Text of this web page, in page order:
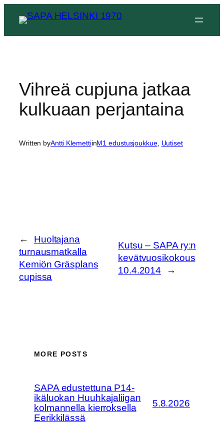
sisältöön
Vihreä cupjuna jatkaa
kulkuaan perjantaina
Written byAntti KlemettiinM1 edustusjoukkue, Uutiset
←
Huoltajana
turnausmatkalla
Kemiön Gräsplans
cupissa
Kutsu – SAPA ry:n
kevätvuosikokous
10.4.2014
→
MORE POSTS
SAPA edustettuna P14-
ikäluokan Huuhkajaliigan
kolmannella kierroksella
Eerikkilässä
5.8.2026